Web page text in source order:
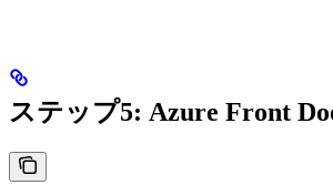
ステップ5: Azure Front